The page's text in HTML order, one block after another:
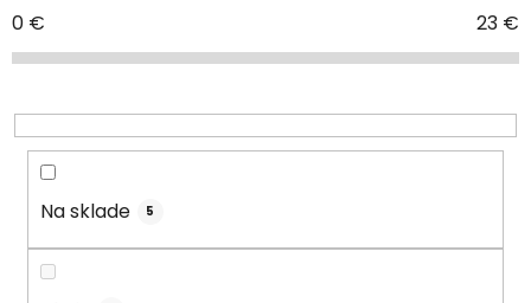
i
e
r
o
0 € 23 €
Na sklade 5